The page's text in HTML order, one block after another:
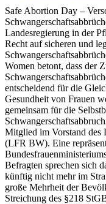
Safe Abortion Day –
Landesregierung in der
Recht auf sicheren und
Women betont, dass der
entscheidend für die
Gesundheit von Frauen
gemeinsam für die
Mitglied im Vorstand des
(LFR BW). Eine
Befragten sprechen sich
künftig nicht mehr im
große Mehrheit der
Streichung des §218